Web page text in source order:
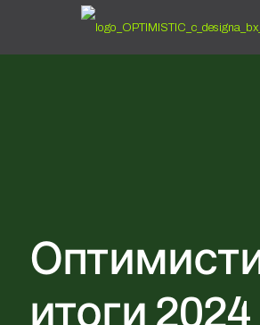
итоги